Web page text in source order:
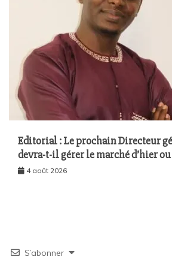
Editorial : Le prochain Directeur
devra-t-il gérer le marché d’hier
4 août 2026
S’abonner